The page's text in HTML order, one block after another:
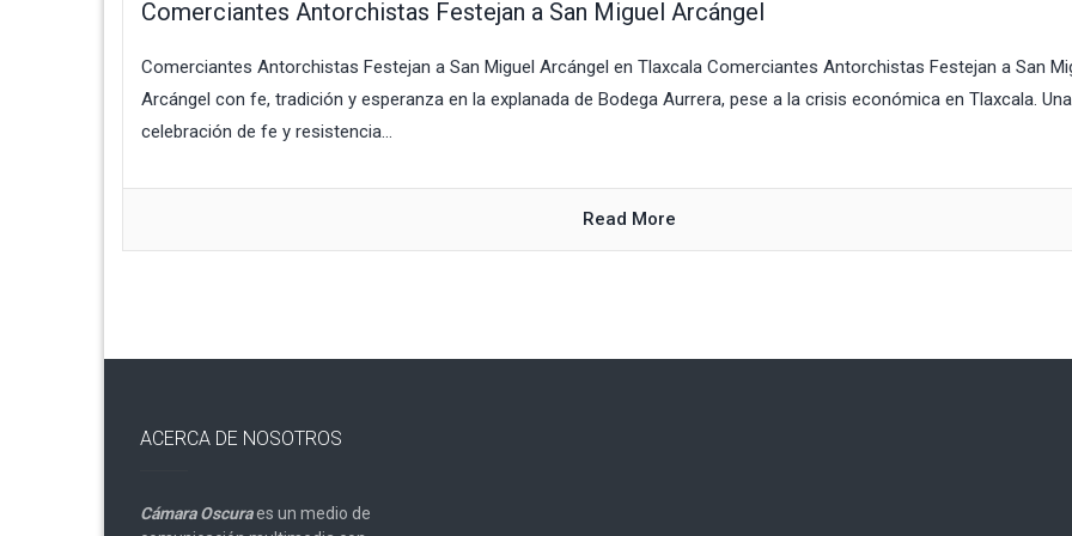
Comerciantes Antorchistas Festejan a San Miguel Arcángel
Comerciantes Antorchistas Festejan a San Miguel Arcángel en Tlaxcala Comerciantes Antorchistas Festejan a San
Arcángel con fe, tradición y esperanza en la explanada de Bodega Aurrera, pese a la crisis económica en Tlaxcala. Una
celebración de fe y resistencia...
Read More
ACERCA DE NOSOTROS
Cámara Oscuraes un medio de